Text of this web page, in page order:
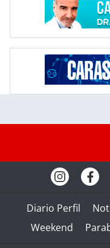
Diario Perfil
Weekend